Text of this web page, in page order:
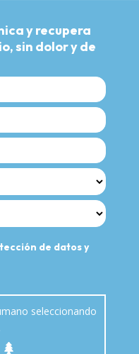
y recupera
sin dolor y de
de datos y
seleccionando